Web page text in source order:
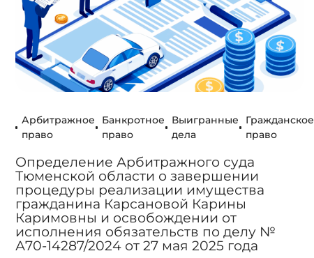
Арбитражное
право
Банкротное
право
Выигранные
дела
Гражданское
право
Определение Арбитражного суда
Тюменской области о завершении
процедуры реализации имущества
гражданина Карсановой Карины
Каримовны и освобождении от
исполнения обязательств по делу №
А70-14287/2024 от 27 мая 2025 года